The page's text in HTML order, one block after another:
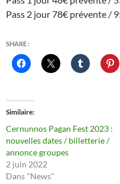
Pass 2 jour 78€ prévente /
SHARE :
Similaire
Cernunnos Pagan Fest 2023 :
nouvelles dates / billetterie /
annonce groupes
2 juin 2022
Dans "News"